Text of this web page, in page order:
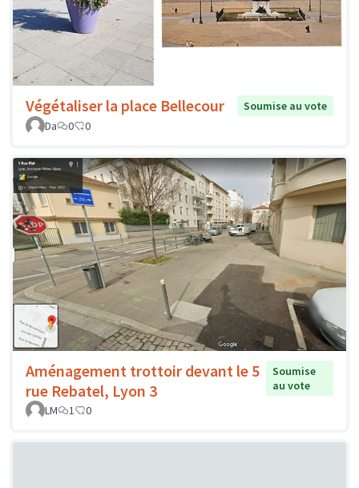
Végétaliser la place Bellecour
Soumise au vote
Da
0 0
Aménagement trottoir devant le 5
rue Rebatel, Lyon 3
Soumise
au vote
LM
1 0